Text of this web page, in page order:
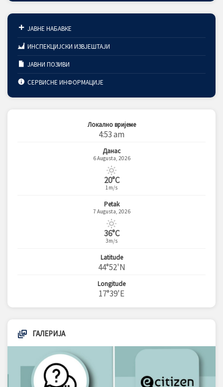
ЈАВНЕ НАБАВКЕ
ИНСПЕКЦИЈСКИ ИЗВЈЕШТАЈИ
ЈАВНИ ПОЗИВИ
СЕРВИСНЕ ИНФОРМАЦИЈЕ
Локално вријеме
4:53 am
Данас
6 Augusta, 2026
20°C
1m/s
Petak
7 Augusta, 2026
36°C
3m/s
Latitude
44°52'N
Longitude
17°39'E
ГАЛЕРИЈА